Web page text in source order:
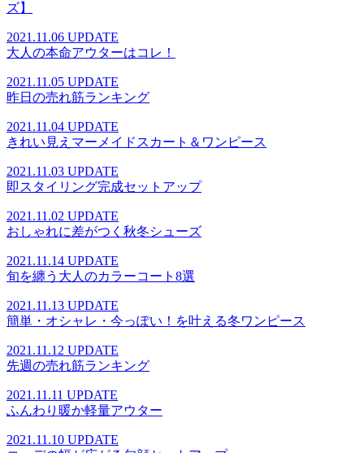
ズ】
2021.11.06 UPDATE
大人の本命アウターはコレ！
2021.11.05 UPDATE
昨日の売れ筋ランキング
2021.11.04 UPDATE
きれい見えマーメイドスカート＆ワンピース
2021.11.03 UPDATE
即スタイリング完成セットアップ
2021.11.02 UPDATE
おしゃれに差がつく秋冬シューズ
2021.11.14 UPDATE
旬を纏う大人のカラーコート8選
2021.11.13 UPDATE
簡単・オシャレ・今っぽい！を叶える冬ワンピース
2021.11.12 UPDATE
先週の売れ筋ランキング
2021.11.11 UPDATE
ふんわり暖か軽量アウター
2021.11.10 UPDATE